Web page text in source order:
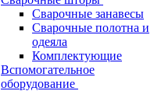
Сварочные занавесы
Сварочные полотна и
одеяла
Комплектующие
Вспомогательное
оборудование